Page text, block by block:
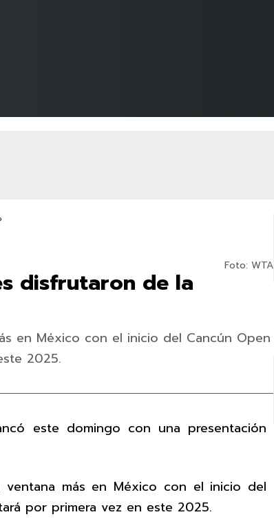
Foto: WTA
disfrutaron de la
en México con el inicio del Cancún Open
2025.
este domingo con una presentación
más en México con el inicio del
por primera vez en este 2025.